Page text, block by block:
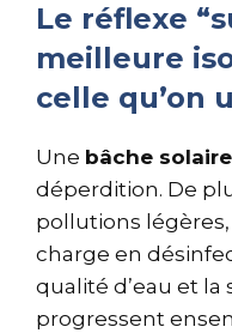
Le réflexe
meilleure
celle qu’on
Une bâche solaire
déperdition. De
pollutions
charge en
qualité d’eau et
progressent